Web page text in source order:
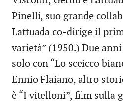
Pinelli, suo grande
Lattuada co-dirige il
varietà” (1950.) Due
solo con “Lo sceicco
Ennio Flaiano, altro
è “I vitelloni”, film sulla